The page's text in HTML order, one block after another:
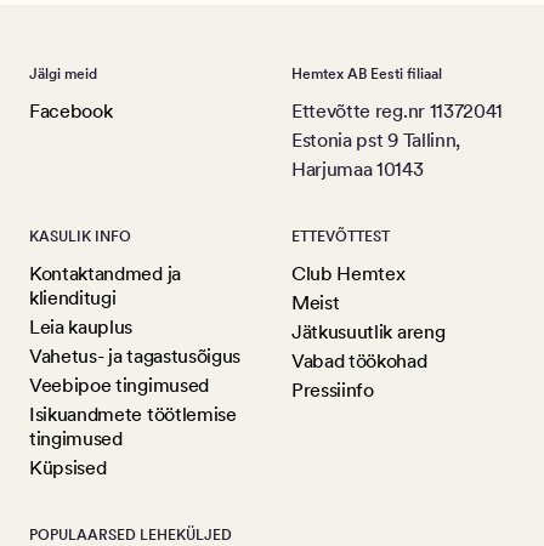
Jälgi meid
Facebook
Hemtex AB Eesti filiaal
Ettevõtte reg.nr 11372041
Estonia pst 9 Tallinn,
Harjumaa 10143
KASULIK INFO
Kontaktandmed ja
klienditugi
Leia kauplus
Vahetus- ja tagastusõigus
Veebipoe tingimused
Isikuandmete töötlemise
tingimused
Küpsised
ETTEVÕTTEST
Club Hemtex
Meist
Jätkusuutlik areng
Vabad töökohad
Pressiinfo
POPULAARSED LEHEKÜLJED